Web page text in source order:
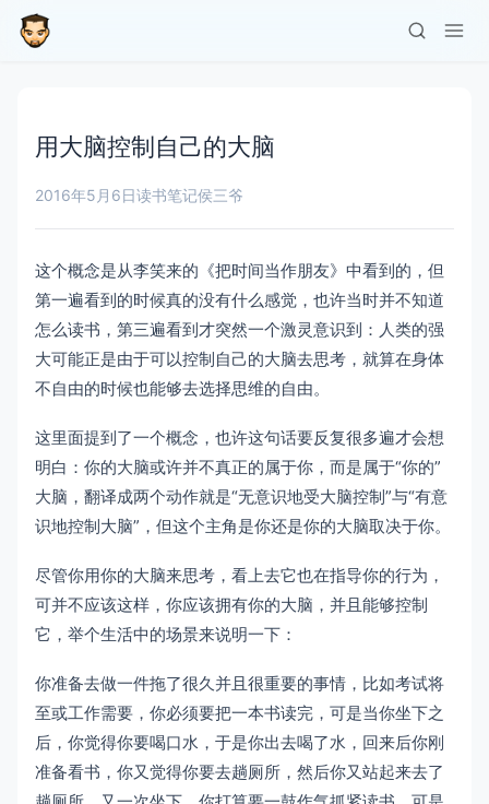
用大脑控制自己的大脑
2016年5月6日读书笔记侯三爷
这个概念是从李笑来的《把时间当作朋友》中看到的，但
第一遍看到的时候真的没有什么感觉，也许当时并不知道
怎么读书，第三遍看到才突然一个激灵意识到：人类的强
大可能正是由于可以控制自己的大脑去思考，就算在身体
不自由的时候也能够去选择思维的自由。
这里面提到了一个概念，也许这句话要反复很多遍才会想
明白：你的大脑或许并不真正的属于你，而是属于“你的”
大脑，翻译成两个动作就是“无意识地受大脑控制”与“有意
识地控制大脑”，但这个主角是你还是你的大脑取决于你。
尽管你用你的大脑来思考，看上去它也在指导你的行为，
可并不应该这样，你应该拥有你的大脑，并且能够控制
它，举个生活中的场景来说明一下：
你准备去做一件拖了很久并且很重要的事情，比如考试将
至或工作需要，你必须要把一本书读完，可是当你坐下之
后，你觉得你要喝口水，于是你出去喝了水，回来后你刚
准备看书，你又觉得你要去趟厕所，然后你又站起来去了